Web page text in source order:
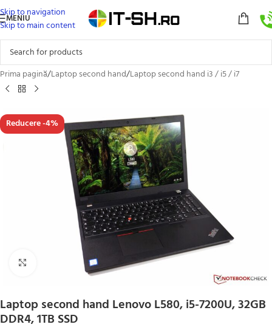
Skip to navigation
Skip to main content
MENIU
Prima pagină/Laptop second hand/Laptop second hand i3 / i5 / i7
Reducere -4%
Click to enlarge
Laptop second hand Lenovo L580, i5-7200U, 32GB
DDR4, 1TB SSD